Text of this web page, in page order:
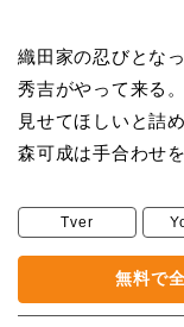
織田家の忍びとな
秀吉がやって来る
見せてほしいと詰
森可成は手合わせ
Tver
無料で